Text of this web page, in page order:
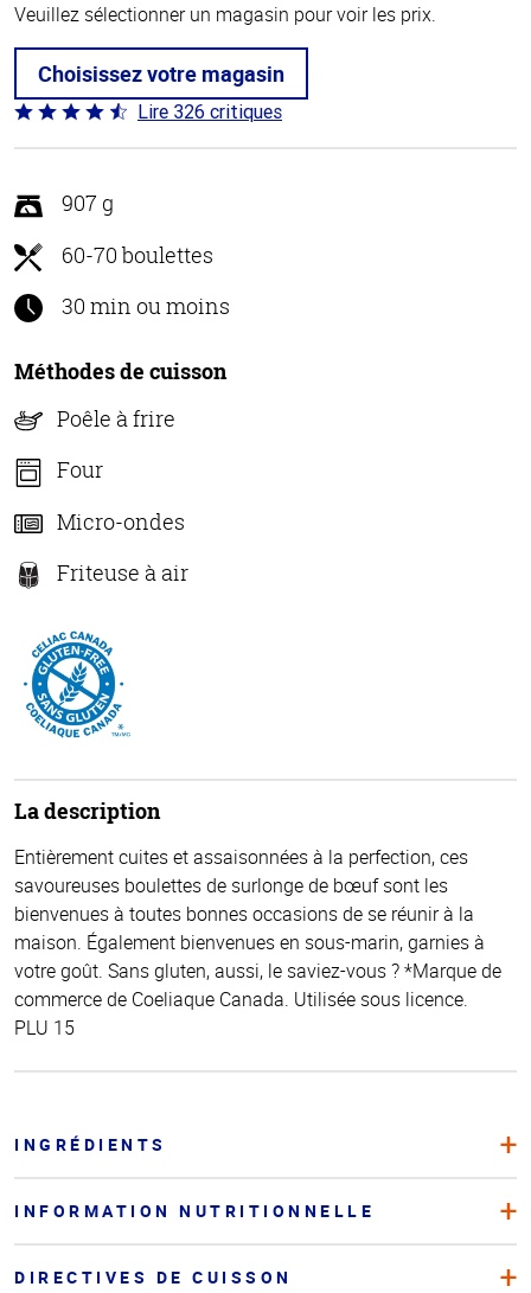
Veuillez sélectionner un magasin pour voir les prix.
Choisissez votre magasin
Coté
4.6 sur
Lire 326 critiques
907 g
60-70 boulettes
30 min ou moins
Méthodes de cuisson
Poêle à frire
Four
Micro-ondes
Friteuse à air
La description
Entièrement cuites et assaisonnées à la perfection, ces
savoureuses boulettes de surlonge de bœuf sont les
bienvenues à toutes bonnes occasions de se réunir à la
maison. Également bienvenues en sous-marin, garnies à
votre goût. Sans gluten, aussi, le saviez-vous ? *Marque de
commerce de Coeliaque Canada. Utilisée sous licence.
PLU 15
INGRÉDIENTS
INFORMATION NUTRITIONNELLE
DIRECTIVES DE CUISSON